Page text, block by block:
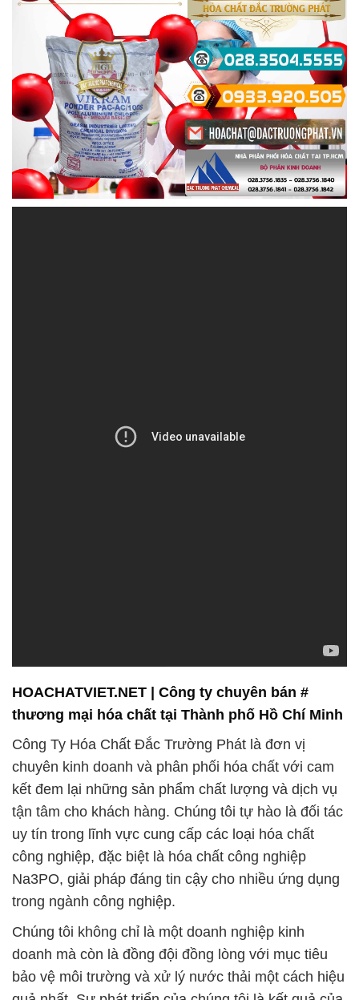
chuyên kinh doanh và phân phối hóa chất với cam
kết đem lại những sản phẩm chất lượng và dịch vụ
tận tâm cho khách hàng. Chúng tôi tự hào là đối tác
uy tín trong lĩnh vực cung cấp các loại hóa chất
công nghiệp, đặc biệt là hóa chất công nghiệp
Na3PO, giải pháp đáng tin cậy cho nhiều ứng dụng
trong ngành công nghiệp.
Chúng tôi không chỉ là một doanh nghiệp kinh
doanh mà còn là đồng đội đồng lòng với mục tiêu
bảo vệ môi trường và xử lý nước thải một cách hiệu
quả nhất. Sự phát triển của chúng tôi là kết quả của
sự thành công và sự hỗ trợ đặc biệt từ phía Quý
khách hàng, và chúng tôi cam kết tiếp tục đóng góp
vào sự phát triển bền vững của cộng đồng và doanh
nghiệp.